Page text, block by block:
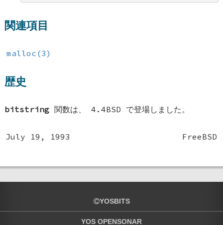
関連項目
malloc(3)
歴史
bitstring 関数は、4.4BSD で登場しました。
July 19, 1993 FreeBSD
YOSBITS
YOS OPENSONAR